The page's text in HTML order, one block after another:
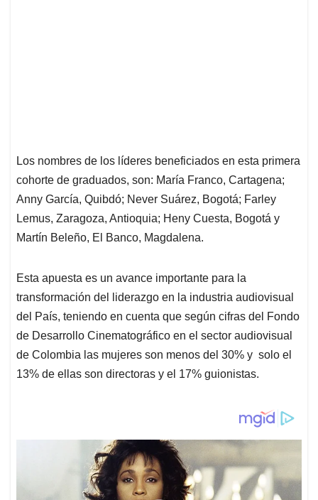
Los nombres de los líderes beneficiados en esta primera
cohorte de graduados, son: María Franco, Cartagena;
Anny García, Quibdó; Never Suárez, Bogotá; Farley
Lemus, Zaragoza, Antioquia; Heny Cuesta, Bogotá y
Martín Beleño, El Banco, Magdalena.
Esta apuesta es un avance importante para la
transformación del liderazgo en la industria audiovisual
del País, teniendo en cuenta que según cifras del Fondo
de Desarrollo Cinematográfico en el sector audiovisual
de Colombia las mujeres son menos del 30% y solo el
13% de ellas son directoras y el 17% guionistas.